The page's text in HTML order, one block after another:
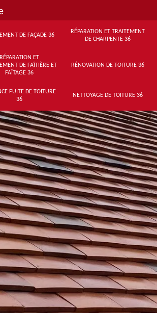
DE FAÇADE 36
RÉPARATION ET TRAITEMENT
DE CHARPENTE 36
RÉPARATION ET
DE FAÎTIÈRE ET
FAÎTAGE 36
RÉNOVATION DE TOITURE 36
FUITE DE TOITURE
36
NETTOYAGE DE TOITURE 36